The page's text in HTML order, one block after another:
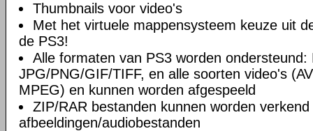
Thumbnails voor video's
Met het virtuele mappensysteem keuze uit
de PS3!
Alle formaten van PS3 worden ondersteund:
JPG/PNG/GIF/TIFF, en alle soorten video's
MPEG) en kunnen worden afgespeeld
ZIP/RAR bestanden kunnen worden
afbeeldingen/audiobestanden